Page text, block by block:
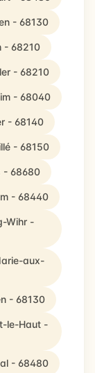
- 68130
- 68210
- 68210
- 68040
- 68140
- 68150
- 68680
- 68440
Wihr -
aux-
- 68130
le-Haut -
- 68480